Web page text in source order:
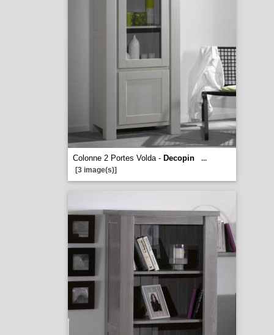
Colonne 2 Portes Volda - Decopin
...
[3 image(s)]